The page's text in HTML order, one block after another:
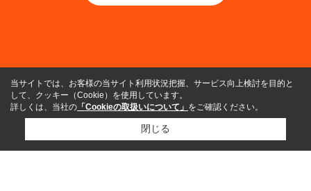
当サイトでは、お客様の当サイト利用状況把握、サービス向上検討を目的と
して、クッキー（Cookie）を使用しています。
詳しくは、当社の 「Cookieの取扱いについて」 をご確認ください。
閉じる